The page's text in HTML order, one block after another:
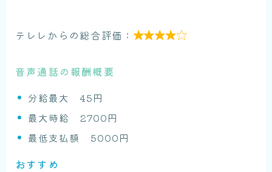
テレレからの総合評価： 
音声通話の報酬概要
分給最大 45円
最大時給 2700円
最低支払額 5000円
おすすめ